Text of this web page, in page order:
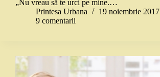
„Nu vreau să te urci pe mine.…
Printesa Urbana
19 noiembrie 2017
9 comentarii